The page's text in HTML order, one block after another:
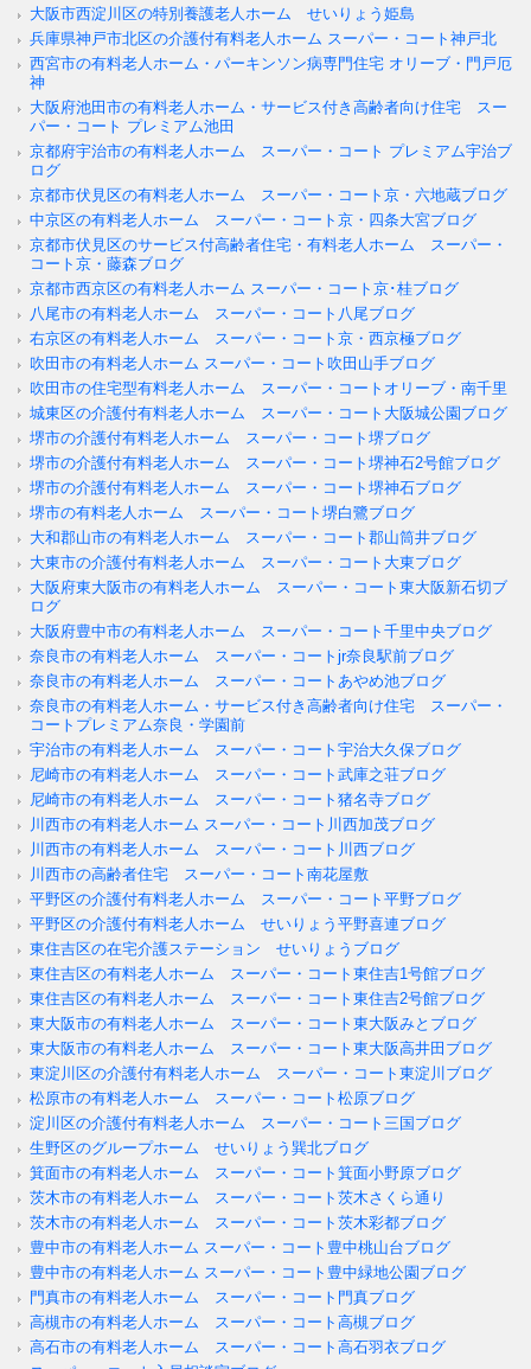
大阪市西淀川区の特別養護老人ホーム せいりょう姫島
兵庫県神戸市北区の介護付有料老人ホーム スーパー・コート神戸北
西宮市の有料老人ホーム・パーキンソン病専門住宅 オリーブ・門戸厄
神
大阪府池田市の有料老人ホーム・サービス付き高齢者向け住宅 スー
パー・コート プレミアム池田
京都府宇治市の有料老人ホーム スーパー・コート プレミアム宇治ブ
ログ
京都市伏見区の有料老人ホーム スーパー・コート京・六地蔵ブログ
中京区の有料老人ホーム スーパー・コート京・四条大宮ブログ
京都市伏見区のサービス付高齢者住宅・有料老人ホーム スーパー・
コート京・藤森ブログ
京都市西京区の有料老人ホーム スーパー・コート京･桂ブログ
八尾市の有料老人ホーム スーパー・コート八尾ブログ
右京区の有料老人ホーム スーパー・コート京・西京極ブログ
吹田市の有料老人ホーム スーパー・コート吹田山手ブログ
吹田市の住宅型有料老人ホーム スーパー・コートオリーブ・南千里
城東区の介護付有料老人ホーム スーパー・コート大阪城公園ブログ
堺市の介護付有料老人ホーム スーパー・コート堺ブログ
堺市の介護付有料老人ホーム スーパー・コート堺神石2号館ブログ
堺市の介護付有料老人ホーム スーパー・コート堺神石ブログ
堺市の有料老人ホーム スーパー・コート堺白鷺ブログ
大和郡山市の有料老人ホーム スーパー・コート郡山筒井ブログ
大東市の介護付有料老人ホーム スーパー・コート大東ブログ
大阪府東大阪市の有料老人ホーム スーパー・コート東大阪新石切ブ
ログ
大阪府豊中市の有料老人ホーム スーパー・コート千里中央ブログ
奈良市の有料老人ホーム スーパー・コートjr奈良駅前ブログ
奈良市の有料老人ホーム スーパー・コートあやめ池ブログ
奈良市の有料老人ホーム・サービス付き高齢者向け住宅 スーパー・
コートプレミアム奈良・学園前
宇治市の有料老人ホーム スーパー・コート宇治大久保ブログ
尼崎市の有料老人ホーム スーパー・コート武庫之荘ブログ
尼崎市の有料老人ホーム スーパー・コート猪名寺ブログ
川西市の有料老人ホーム スーパー・コート川西加茂ブログ
川西市の有料老人ホーム スーパー・コート川西ブログ
川西市の高齢者住宅 スーパー・コート南花屋敷
平野区の介護付有料老人ホーム スーパー・コート平野ブログ
平野区の介護付有料老人ホーム せいりょう平野喜連ブログ
東住吉区の在宅介護ステーション せいりょうブログ
東住吉区の有料老人ホーム スーパー・コート東住吉1号館ブログ
東住吉区の有料老人ホーム スーパー・コート東住吉2号館ブログ
東大阪市の有料老人ホーム スーパー・コート東大阪みとブログ
東大阪市の有料老人ホーム スーパー・コート東大阪高井田ブログ
東淀川区の介護付有料老人ホーム スーパー・コート東淀川ブログ
松原市の有料老人ホーム スーパー・コート松原ブログ
淀川区の介護付有料老人ホーム スーパー・コート三国ブログ
生野区のグループホーム せいりょう巽北ブログ
箕面市の有料老人ホーム スーパー・コート箕面小野原ブログ
茨木市の有料老人ホーム スーパー・コート茨木さくら通り
茨木市の有料老人ホーム スーパー・コート茨木彩都ブログ
豊中市の有料老人ホーム スーパー・コート豊中桃山台ブログ
豊中市の有料老人ホーム スーパー・コート豊中緑地公園ブログ
門真市の有料老人ホーム スーパー・コート門真ブログ
高槻市の有料老人ホーム スーパー・コート高槻ブログ
高石市の有料老人ホーム スーパー・コート高石羽衣ブログ